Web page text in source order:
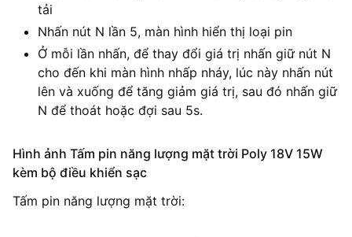
tải
Nhấn nút N lần 5, màn hình hiển thị loại pin
Ở mỗi lần nhấn, để thay đổi giá trị nhấn giữ nút N
cho đến khi màn hình nhấp nháy, lúc này nhấn nút
lên và xuống để tăng giảm giá trị, sau đó nhấn giữ
N để thoát hoặc đợi sau 5s.
Hình ảnh Tấm pin năng lượng mặt trời Poly 18V 15W
kèm bộ điều khiển sạc
Tấm pin năng lượng mặt trời: